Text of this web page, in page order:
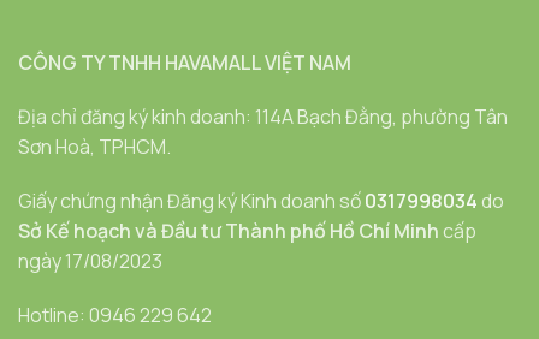
CÔNG TY TNHH HAVAMALL VIỆT NAM
Địa chỉ đăng ký kinh doanh: 114A Bạch Đằng, phường Tân
Sơn Hoà, TPHCM.
Giấy chứng nhận Đăng ký Kinh doanh số0317998034 do
Sở Kế hoạch và Đầu tư Thành phố Hồ Chí Minh cấp
ngày 17/08/2023
Hotline: 0946 229 642